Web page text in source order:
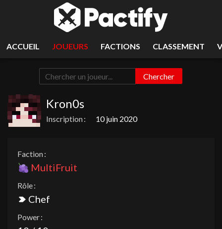
ACCUEIL JOUEURS FACTIONS CLASSEMENT
Chercher
Kron0s
Inscription : 10 juin 2020
Faction :
MultiFruit
Rôle :
Chef
Power :